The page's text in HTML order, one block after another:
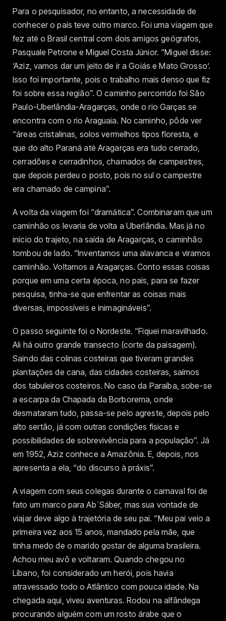
Para o pesquisador, no entanto, a necessidade de
conhecer o país teve outro marco. Foi uma viagem que
fez até o Brasil central com dois amigos geógrafos,
Pasquale Petrone e Miguel Costa Júnior. “Miguel disse:
‘Aziz, vamos dar um jeito de ir a Goiás e Mato Grosso’.
Isso foi importante, pois o trabalho mais denso que fiz
foi sobre essa região”. O caminho percorrido foi São
Paulo-Uberlândia-Aragarças, onde o rio Garças se
encontra com o rio Araguaia. No caminho, pôde ver
“áreas cristalinas, solos vermelhos tipos floresta, e
que do alto Paraná até Aragarças era tudo cerrado,
cerradões e cerradinhos, chamados de campestres,
que depois perdeu o posto, pois no sul o campestre
era chamado de campina”.
A volta da viagem foi “dramática”. Combinaram que um
caminhão os levaria de volta a Uberlândia. Mas já no
início do trajeto, na saída de Aragarças, o caminhão
tombou de lado. “Inventamos uma alavanca e viramos
caminhão. Voltamos a Aragarças. Conto essas coisas
porque em uma certa época, no país, para se fazer
pesquisa, tinha-se que enfrentar as coisas mais
diversas, impossíveis e inimagináveis”.
O passo seguinte foi o Nordeste. “Fiquei maravilhado.
Ali há outro grande transecto (corte da paisagem).
Saindo das colinas costeiras que tiveram grandes
plantações de cana, das cidades costeiras, saímos
dos tabuleiros costeiros. No caso da Paraíba, sobe-se
a escarpa da Chapada da Borborema, onde
desmataram tudo, passa-se pelo agreste, depois pelo
alto sertão, já com outras condições físicas e
possibilidades de sobrevivência para a população”. Já
em 1952, Aziz conhece a Amazônia. E, depois, nos
apresenta a ela, “do discurso à práxis”.
A viagem com seus colegas durante o carnaval foi de
fato um marco para Ab´Sáber, mas sua vontade de
viajar deve algo à trajetória de seu pai. “Meu pai veio a
primeira vez aos 15 anos, mandado pela mãe, que
tinha medo de o marido gostar de alguma brasileira.
Achou meu avô e voltaram. Quando chegou no
Líbano, foi considerado um herói, pois havia
atravessado todo o Atlântico com pouca idade. Na
chegada aqui, viveu aventuras. Rodou na alfândega
procurando alguém com um rosto árabe que o